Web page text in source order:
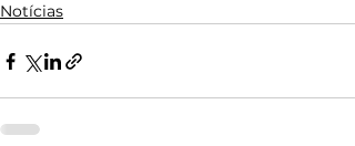
Notícias